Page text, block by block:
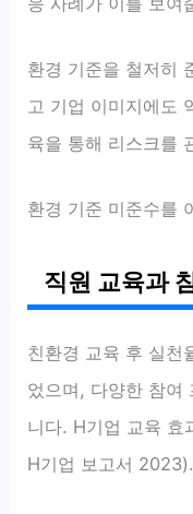
환경 기준을 철저히
고 기업 이미지에도
육을 통해 리스크를
환경 기준 미준수를
직원 교육과
친환경 교육 후 실천
었으며, 다양한 참여
니다. H기업 교육 효
H기업 보고서 2023).